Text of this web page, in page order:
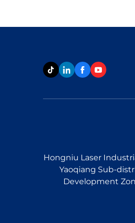
Hongniu Laser
Yaoqiang Sub-
Development